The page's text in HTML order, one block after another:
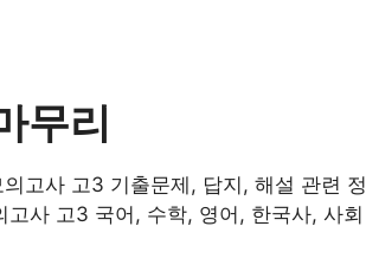
무리
고사 고3 기출문제, 답지, 해설 관련 정
사 고3 국어, 수학, 영어, 한국사, 사회